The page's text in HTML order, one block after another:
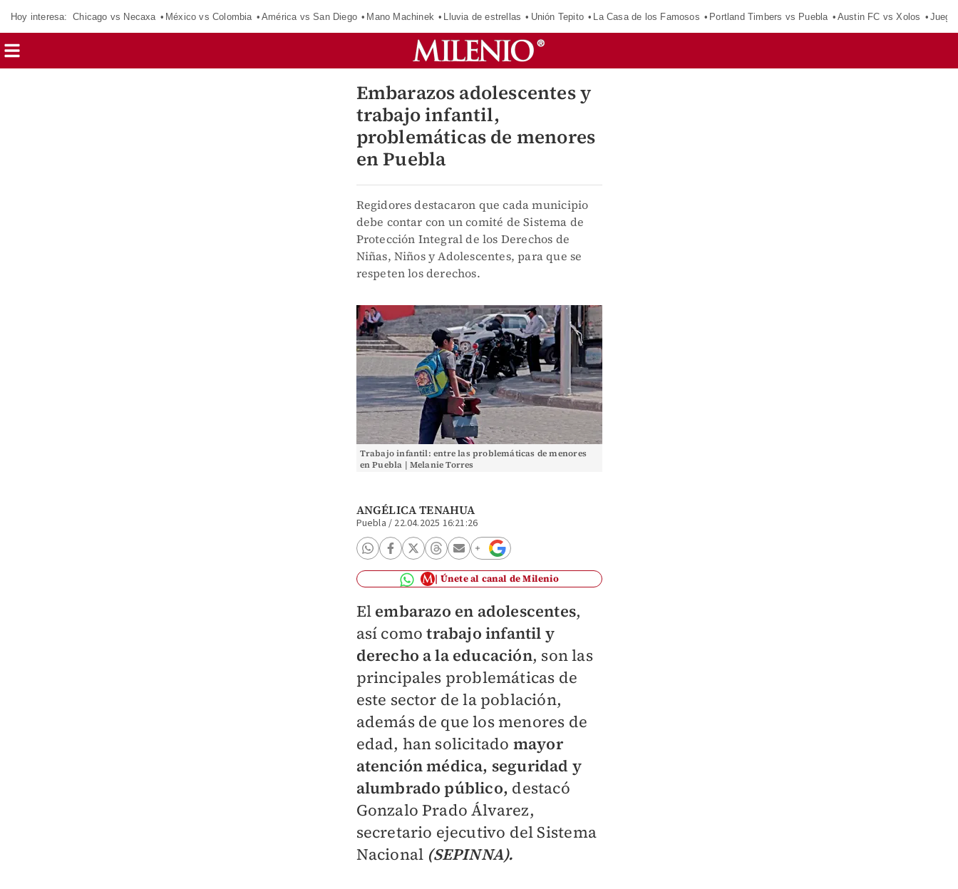
Hoy interesa: Chicago vs Necaxa México vs Colombia América vs San Diego Mano Machinek Lluvia de estrellas Unión Tepito La Casa de los Famosos Portland Timbers vs Puebla Austin FC vs Xolos
Embarazos adolescentes y
trabajo infantil,
problemáticas de menores
en Puebla
Regidores destacaron que cada municipio
debe contar con un comité de Sistema de
Protección Integral de los Derechos de
Niñas, Niños y Adolescentes, para que se
respeten los derechos.
Trabajo infantil: entre las problemáticas de menores
en Puebla | Melanie Torres
ANGÉLICA TENAHUA
Puebla / 22.04.2025 16:21:26
Únete al canal de Milenio
Elembarazo en adolescentes,
así como trabajo infantil y
derecho a la educación, son las
principales problemáticas de
este sector de la población,
además de que los menores de
edad, han solicitado mayor
atención médica, seguridad y
alumbrado público, destacó
Gonzalo Prado Álvarez,
secretario ejecutivo del Sistema
Nacional (SEPINNA).